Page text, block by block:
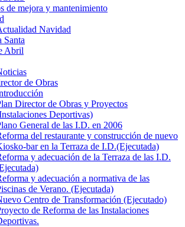
de mejora y mantenimiento
Navidad
Santa
Abril
de Obras
Director de Obras y Proyectos
Deportivas)
General de las I.D. en 2006
del restaurante y construcción de nuevo
bar en la Terraza de I.D.(Ejecutada)
y adecuación de la Terraza de las I.D.
y adecuación a normativa de las
de Verano. (Ejecutada)
Centro de Transformación (Ejecutado)
de Reforma de las Instalaciones